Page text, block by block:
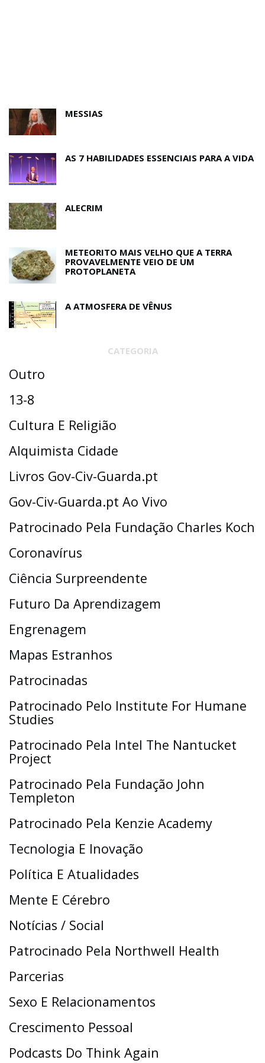
MESSIAS
AS 7 HABILIDADES ESSENCIAIS PARA A VIDA
ALECRIM
METEORITO MAIS VELHO QUE A TERRA
PROVAVELMENTE VEIO DE UM
PROTOPLANETA
A ATMOSFERA DE VÊNUS
CATEGORIA
Outro
13-8
Cultura E Religião
Alquimista Cidade
Livros Gov-Civ-Guarda.pt
Gov-Civ-Guarda.pt Ao Vivo
Patrocinado Pela Fundação Charles Koch
Coronavírus
Ciência Surpreendente
Futuro Da Aprendizagem
Engrenagem
Mapas Estranhos
Patrocinadas
Patrocinado Pelo Institute For Humane
Studies
Patrocinado Pela Intel The Nantucket
Project
Patrocinado Pela Fundação John
Templeton
Patrocinado Pela Kenzie Academy
Tecnologia E Inovação
Política E Atualidades
Mente E Cérebro
Notícias / Social
Patrocinado Pela Northwell Health
Parcerias
Sexo E Relacionamentos
Crescimento Pessoal
Podcasts Do Think Again